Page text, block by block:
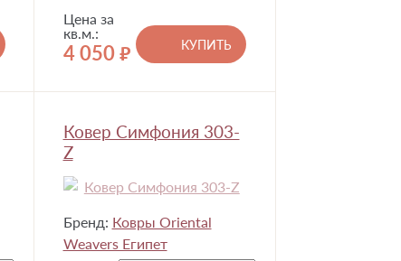
Цена за
кв.м.:
4 050 руб.
КУПИТЬ
Ковер Симфония 303-
Z
Бренд: Ковры Oriental
Weavers Египет